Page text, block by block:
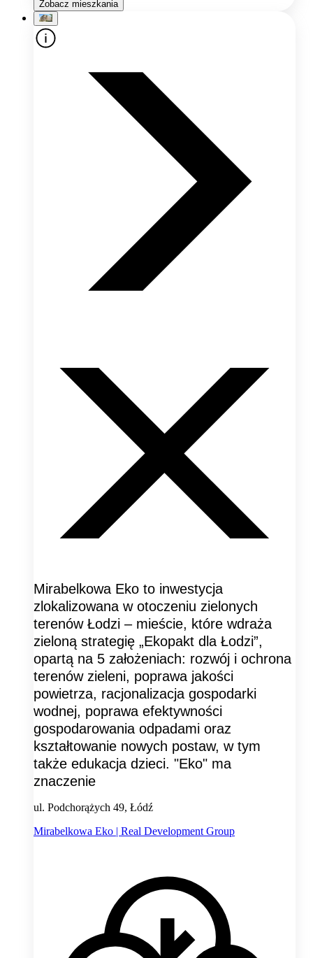
Zobacz mieszkania
Mirabelkowa Eko to inwestycja
zlokalizowana w otoczeniu zielonych
terenów Łodzi – mieście, które wdraża
zieloną strategię „Ekopakt dla Łodzi”,
opartą na 5 założeniach: rozwój i ochrona
terenów zieleni, poprawa jakości
powietrza, racjonalizacja gospodarki
wodnej, poprawa efektywności
gospodarowania odpadami oraz
kształtowanie nowych postaw, w tym
także edukacja dzieci. "Eko" ma
znaczenie
ul. Podchorążych 49, Łódź
Mirabelkowa Eko | Real Development Group